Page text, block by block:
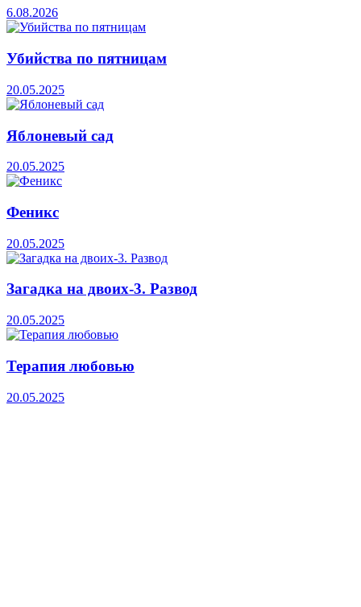
6.08.2026
Убийства по пятницам
20.05.2025
Яблоневый сад
20.05.2025
Феникс
20.05.2025
Загадка на двоих-3. Развод
20.05.2025
Терапия любовью
20.05.2025